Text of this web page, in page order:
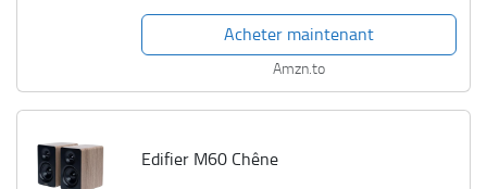
Acheter maintenant
Amzn.to
Edifier M60 Chêne